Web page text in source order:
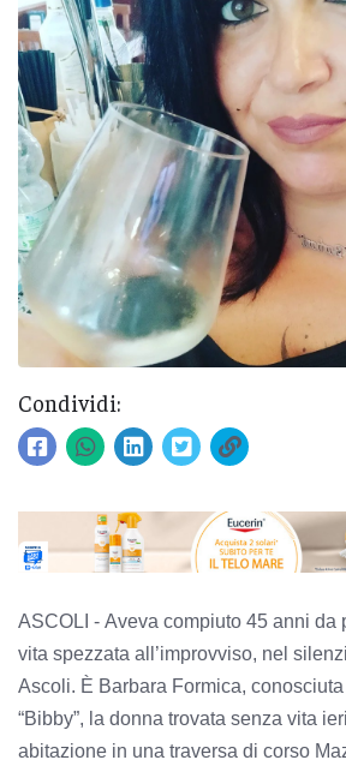
Condividi:
ASCOLI - Aveva compiuto 45 anni da
vita spezzata all’improvviso, nel
Ascoli. È Barbara Formica,
“Bibby”, la donna trovata senza vita
abitazione in una traversa di corso